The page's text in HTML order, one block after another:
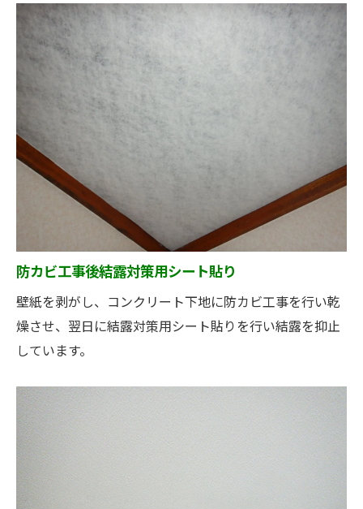
防カビ工事後結露対策用シート貼り
壁紙を剥がし、コンクリート下地に防カビ工事を行い乾
燥させ、翌日に結露対策用シート貼りを行い結露を抑止
しています。